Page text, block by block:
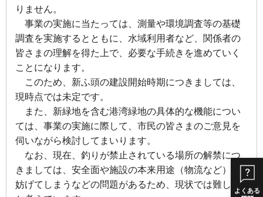
よくある
りません。
事業の実施に当たっては、測量や環境調査等の基礎
調査を実施するとともに、水域利 用者など、関係者の
皆さまの理解を得た上で、必要な手続きを進めていく
ことになりま す。
このため、新ふ頭の建設開始時期につきましては、
現時点では未定です。
また、新緑地を含む港湾緑地の具体的な機能につい
ては、事業の実施に際して、市民の皆さまのご意見を
伺いながら検討してまいります。
なお、現在、釣りが禁止されている場所の解禁につ
きましては、安全面や施設の本来用途（物流など）を
妨げてしまうなどの問題があるため、現状では難しい